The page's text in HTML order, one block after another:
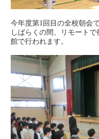
今年度第1回目の全校朝会
しばらくの間、リモート
館で行われます。